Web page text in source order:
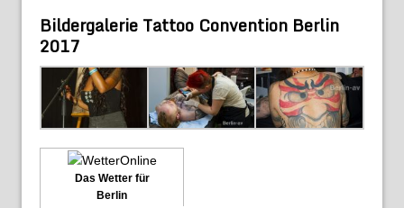
Bildergalerie Tattoo Convention Berlin
2017
Das Wetter für
Berlin